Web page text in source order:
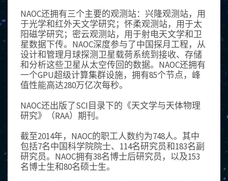
NAOC还拥有三个主要的观测站：兴隆观测站，用
于光学和红外天文学研究；怀柔观测站，用于太
阳磁学研究；密云观测站，用于射电天文学和卫
星数据下传。NAOC深度参与了中国探月工程，从
设计和管理月球探测卫星载荷系统到接收、存储
和分析这些卫星从太空传回的数据。NAOC还拥有
一个GPU超级计算集群设施，拥有85个节点，峰
值性能高达280万亿次每秒。
NAOC还出版了SCI目录下的《天文学与天体物理
研究》（RAA）期刊。
截至2014年，NAOC的职工人数约为748人。其中
包括7名中国科学院院士、114名研究员和183名副
研究员。NAOC拥有38名博士后研究员，以及153
名博士生和80名硕士生。